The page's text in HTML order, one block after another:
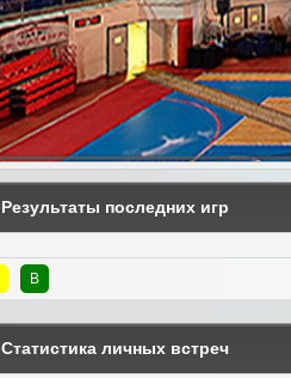
Результаты последних игр
В
Статистика личных встреч